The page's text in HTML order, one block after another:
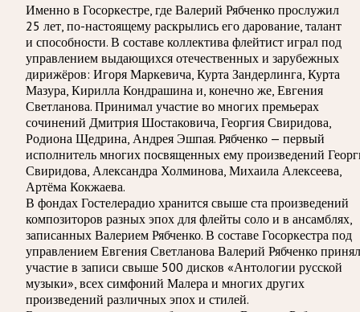
Именно в Госоркестре, где Валерий Рябченко прослужил
25 лет, по-настоящему раскрылись его дарование, талант
и способности. В составе коллектива флейтист играл под
управлением выдающихся отечественных и зарубежных
дирижёров: Игоря Маркевича, Курта Зандерлинга, Курта
Мазура, Кирилла Кондрашина и, конечно же, Евгения
Светланова. Принимал участие во многих премьерах
сочинений Дмитрия Шостаковича, Георгия Свиридова,
Родиона Щедрина, Андрея Эшпая. Рябченко — первый
исполнитель многих посвященных ему произведений
Свиридова, Александра Холминова, Михаила Алексеева,
Артёма Кокжаева.
В фондах Гостелерадио хранится свыше ста произведений
композиторов разных эпох для флейты соло и в ансамблях,
записанных Валерием Рябченко. В составе Госоркестра под
управлением Евгения Светланова Валерий Рябченко принял
участие в записи свыше 500 дисков «Антологии русской
музыки», всех симфоний Малера и многих других
произведений различных эпох и стилей.